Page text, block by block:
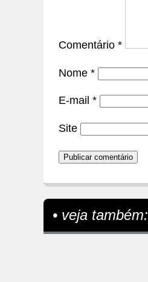
Comentário *
Nome *
E-mail *
Site
• veja também: